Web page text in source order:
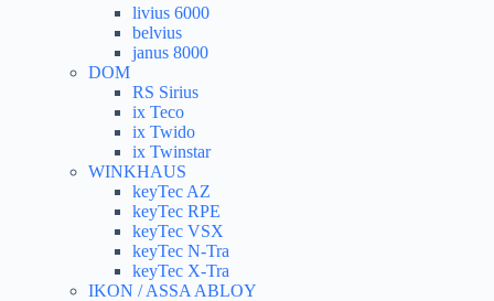
livius 6000
belvius
janus 8000
DOM
RS Sirius
ix Teco
ix Twido
ix Twinstar
WINKHAUS
keyTec AZ
keyTec RPE
keyTec VSX
keyTec N-Tra
keyTec X-Tra
IKON / ASSA ABLOY